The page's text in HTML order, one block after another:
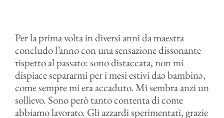
Per la prima volta in diversi anni da maestra
concludo l’anno con una sensazione dissonante
rispetto al passato: sono distaccata, non mi
dispiace separarmi per i mesi estivi daə bambinə,
come sempre mi era accaduto. Mi sembra anzi un
sollievo. Sono però tanto contenta di come
abbiamo lavorato. Gli azzardi sperimentati, grazie